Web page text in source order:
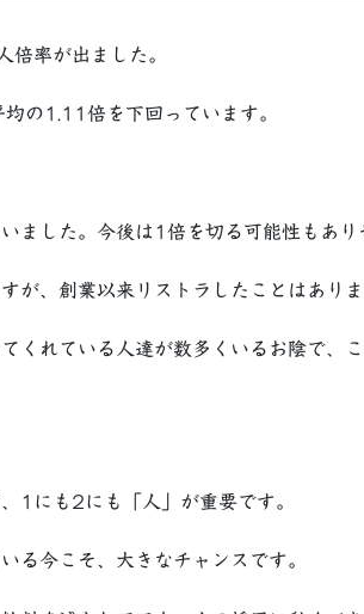
倍率が出ました。
の1.11倍を下回っています。
ました。今後は1倍を切る可能性もあり
が、創業以来リストラしたことはありま
くれている人達が数多くいるお陰で、
1にも2にも「人」が重要です。
る今こそ、大きなチャンスです。